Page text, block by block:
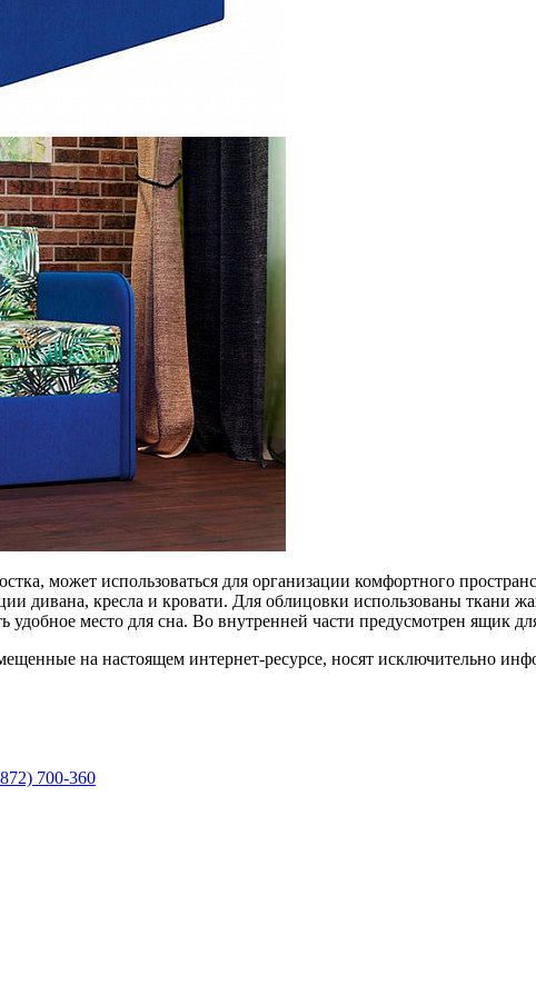
может использоваться для организации комфортного
кресла и кровати. Для облицовки использованы ткани
удобное место для сна. Во внутренней части предусмотрен ящик
на настоящем интернет-ресурсе, носят исключительно
700-360